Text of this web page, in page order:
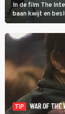
In de film The
baan kwijt en
gooien door als
TIP
WAR OF THE